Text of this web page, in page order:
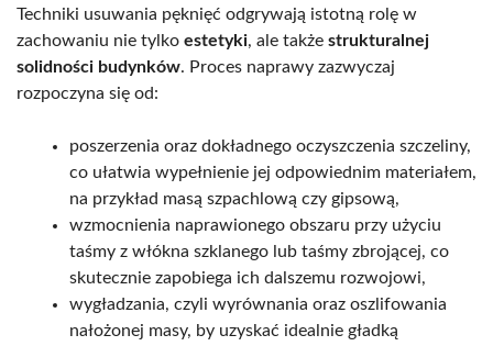
Techniki usuwania pęknięć odgrywają istotną rolę w
zachowaniu nie tylko estetyki, ale także strukturalnej
solidności budynków. Proces naprawy zazwyczaj
rozpoczyna się od:
poszerzenia oraz dokładnego oczyszczenia szczeliny,
co ułatwia wypełnienie jej odpowiednim materiałem,
na przykład masą szpachlową czy gipsową,
wzmocnienia naprawionego obszaru przy użyciu
taśmy z włókna szklanego lub taśmy zbrojącej, co
skutecznie zapobiega ich dalszemu rozwojowi,
wygładzania, czyli wyrównania oraz oszlifowania
nałożonej masy, by uzyskać idealnie gładką